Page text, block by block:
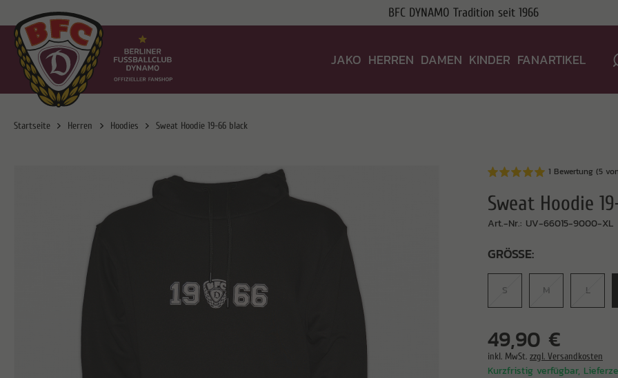
BFC DYNAMO Tradition seit 1966
JAKO HERREN DAMEN KINDER FANARTIKEL
Startseite Herren Hoodies Sweat Hoodie 19-66 black
1 Bewertung (5
Sweat Hoodie
Art.-Nr.: UV-66015-9000-XL
GRÖSSE:
S M L
49,90 €
inkl. MwSt. zzgl. Versandkosten
Kurzfristig verfügbar,